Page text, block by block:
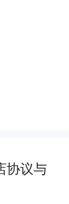
协议与